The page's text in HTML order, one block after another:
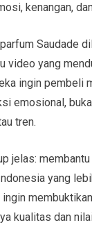
kenangan,
Saudade
video yang
ingin pembeli
emosional,
tren.
jelas:
yang
kualitas dan